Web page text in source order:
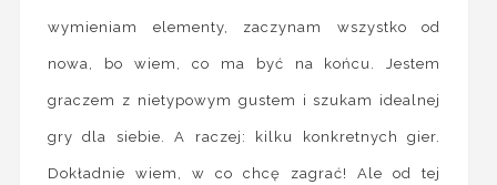
wymieniam elementy, zaczynam wszystko od
nowa, bo wiem, co ma być na końcu. Jestem
graczem z nietypowym gustem i szukam idealnej
gry dla siebie. A raczej: kilku konkretnych gier.
Dokładnie wiem, w co chcę zagrać! Ale od tej